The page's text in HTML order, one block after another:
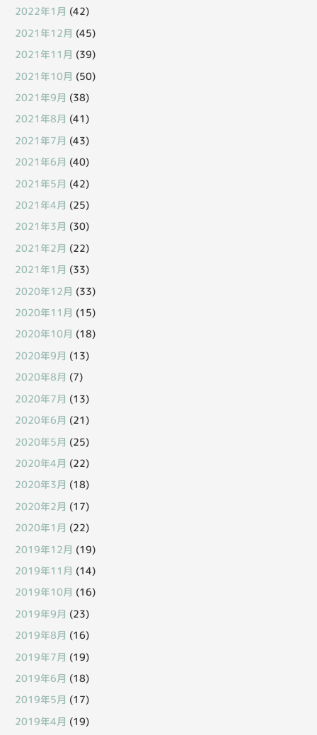
2022年1月 (42)
2021年12月 (45)
2021年11月 (39)
2021年10月 (50)
2021年9月 (38)
2021年8月 (41)
2021年7月 (43)
2021年6月 (40)
2021年5月 (42)
2021年4月 (25)
2021年3月 (30)
2021年2月 (22)
2021年1月 (33)
2020年12月 (33)
2020年11月 (15)
2020年10月 (18)
2020年9月 (13)
2020年8月 (7)
2020年7月 (13)
2020年6月 (21)
2020年5月 (25)
2020年4月 (22)
2020年3月 (18)
2020年2月 (17)
2020年1月 (22)
2019年12月 (19)
2019年11月 (14)
2019年10月 (16)
2019年9月 (23)
2019年8月 (16)
2019年7月 (19)
2019年6月 (18)
2019年5月 (17)
2019年4月 (19)